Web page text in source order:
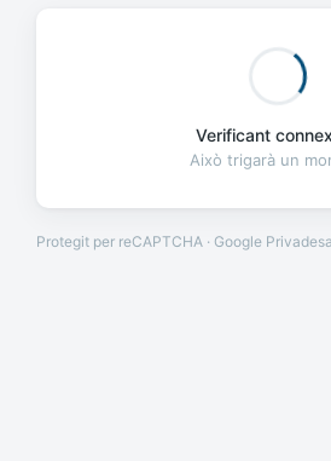
Verificant
Això trigarà un
Protegit per reCAPTCHA · Google Privadesa